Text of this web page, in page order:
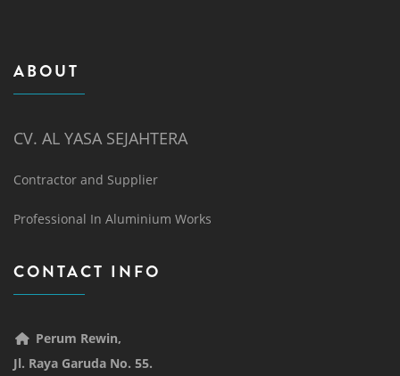
ABOUT
CV. AL YASA SEJAHTERA
Contractor and Supplier
Professional In Aluminium Works
CONTACT INFO
Perum Rewin,
Jl. Raya Garuda No. 55.